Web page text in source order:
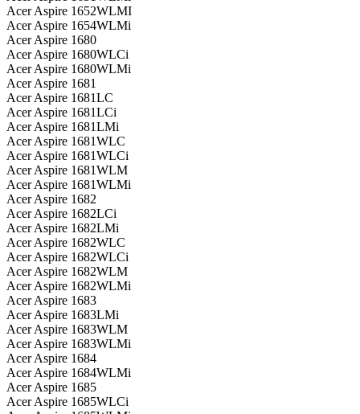
Acer Aspire 1652WLMI
Acer Aspire 1654WLMi
Acer Aspire 1680
Acer Aspire 1680WLCi
Acer Aspire 1680WLMi
Acer Aspire 1681
Acer Aspire 1681LC
Acer Aspire 1681LCi
Acer Aspire 1681LMi
Acer Aspire 1681WLC
Acer Aspire 1681WLCi
Acer Aspire 1681WLM
Acer Aspire 1681WLMi
Acer Aspire 1682
Acer Aspire 1682LCi
Acer Aspire 1682LMi
Acer Aspire 1682WLC
Acer Aspire 1682WLCi
Acer Aspire 1682WLM
Acer Aspire 1682WLMi
Acer Aspire 1683
Acer Aspire 1683LMi
Acer Aspire 1683WLM
Acer Aspire 1683WLMi
Acer Aspire 1684
Acer Aspire 1684WLMi
Acer Aspire 1685
Acer Aspire 1685WLCi